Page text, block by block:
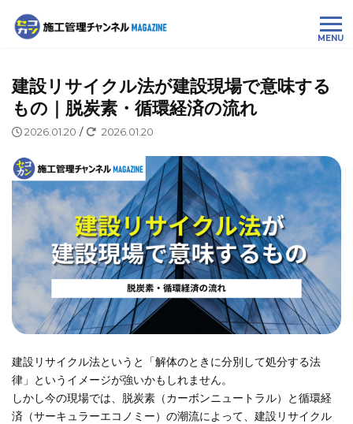
MENU
建設リサイクル法が建設現場で意味する
もの｜脱炭素・循環経済の流れ
2026.01.20 / 2026.01.20
建設リサイクル法というと「解体のときに分別して処分する法
律」というイメージが強いかもしれません。
しかし今の現場では、脱炭素（カーボンニュートラル）と循環経
済（サーキュラーエコノミー）の潮流によって、建設リサイクル